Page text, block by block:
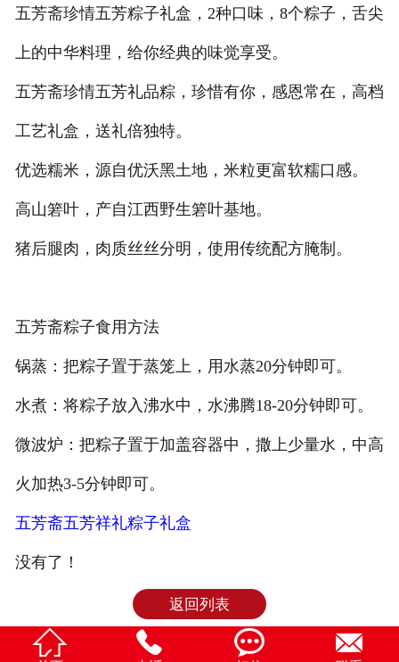
五芳斋珍情五芳粽子礼盒，2种口味，8个粽子，舌尖
上的中华料理，给你经典的味觉享受。
五芳斋珍情五芳礼品粽，珍惜有你，感恩常在，高档
工艺礼盒，送礼倍独特。
优选糯米，源自优沃黑土地，米粒更富软糯口感。
高山箬叶，产自江西野生箬叶基地。
猪后腿肉，肉质丝丝分明，使用传统配方腌制。
五芳斋粽子食用方法
锅蒸：把粽子置于蒸笼上，用水蒸20分钟即可。
水煮：将粽子放入沸水中，水沸腾18-20分钟即可。
微波炉：把粽子置于加盖容器中，撒上少量水，中高
火加热3-5分钟即可。
五芳斋五芳祥礼粽子礼盒
没有了！
返回列表
   